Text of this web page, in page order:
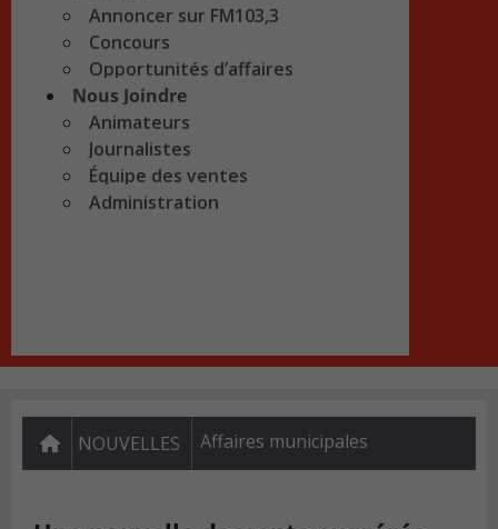
Annoncer sur FM103,3
Concours
Opportunités d’affaires
Nous Joindre
Animateurs
Journalistes
Équipe des ventes
Administration
NOUVELLES Affaires municipales